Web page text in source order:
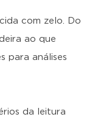
com zelo. Do
ao que
para análises
da leitura